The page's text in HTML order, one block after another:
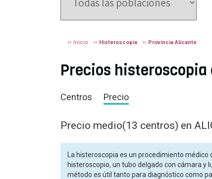
Inicio Histeroscopia Provincia Alicante
Precios histeroscopia
Centros Precio
Precio medio(13 centros) en
La histeroscopia es un procedimiento
histeroscopio, un tubo delgado con cámara y
método es útil tanto para diagnóstico como